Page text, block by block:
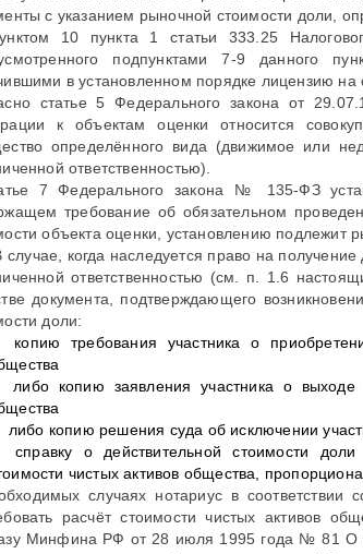
с указанием рыночной стоимости доли,
10 пункта 1 статьи 333.25
подпунктами 7-9 данного
в установленном порядке лицензию на
статье 5 Федерального закона от
к объектам оценки относится
определённого вида (движимое или
ответственностью).
7 Федерального закона № 135-ФЗ
требование об обязательном
объекта оценки, установлению подлежит
случае, когда наследуется право на
ответственностью (см. п. 1.6
документа, подтверждающего
доли:
копию требования участника о
либо копию заявления участника о
либо копию решения суда об исключении
справку о действительной стоимости
чистых активов общества,
случаях нотариус в соответствии
расчёт стоимости чистых активов
Минфина РФ от 28 июля 1995 года № 81 О